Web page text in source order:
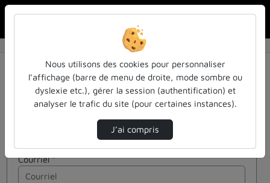
Contactez nous
Votre message
Courriel*
Cocher
cette case
si vous êtes
un humain
Nous utilisons des cookies pour personnaliser
l’affichage (barre de menu de droite, mode sombre ou
dyslexie etc.), gérer la session (authentification) et
analyser le trafic du site (pour certaines instances).
J’ai compris